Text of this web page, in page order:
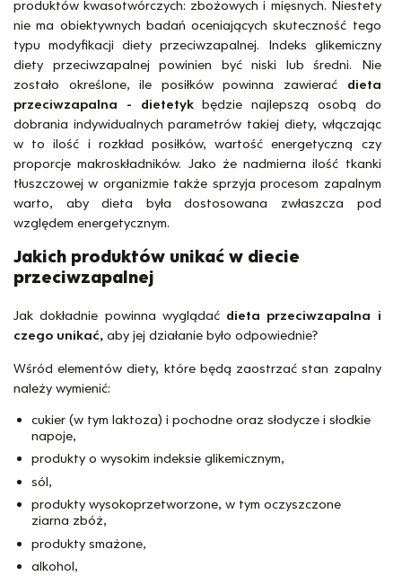
produktów kwasotwórczych: zbożowych i mięsnych. Niestety
nie ma obiektywnych badań oceniających skuteczność tego
typu modyfikacji diety przeciwzapalnej. Indeks glikemiczny
diety przeciwzapalnej powinien być niski lub średni. Nie
zostało określone, ile posiłków powinna zawierać dieta
przeciwzapalna - dietetykbędzie najlepszą osobą do
dobrania indywidualnych parametrów takiej diety, włączając
w to ilość i rozkład posiłków, wartość energetyczną czy
proporcje makroskładników. Jako że nadmierna ilość tkanki
tłuszczowej w organizmie także sprzyja procesom zapalnym
warto, aby dieta była dostosowana zwłaszcza pod
względem energetycznym.
Jakich produktów unikać w diecie
przeciwzapalnej
Jak dokładnie powinna wyglądać dieta przeciwzapalna i
czego unikać, aby jej działanie było odpowiednie?
Wśród elementów diety, które będą zaostrzać stan zapalny
należy wymienić:
cukier (w tym laktoza) i pochodne oraz słodycze i słodkie
napoje,
produkty o wysokim indeksie glikemicznym,
sól,
produkty wysokoprzetworzone, w tym oczyszczone
ziarna zbóż,
produkty smażone,
alkohol,